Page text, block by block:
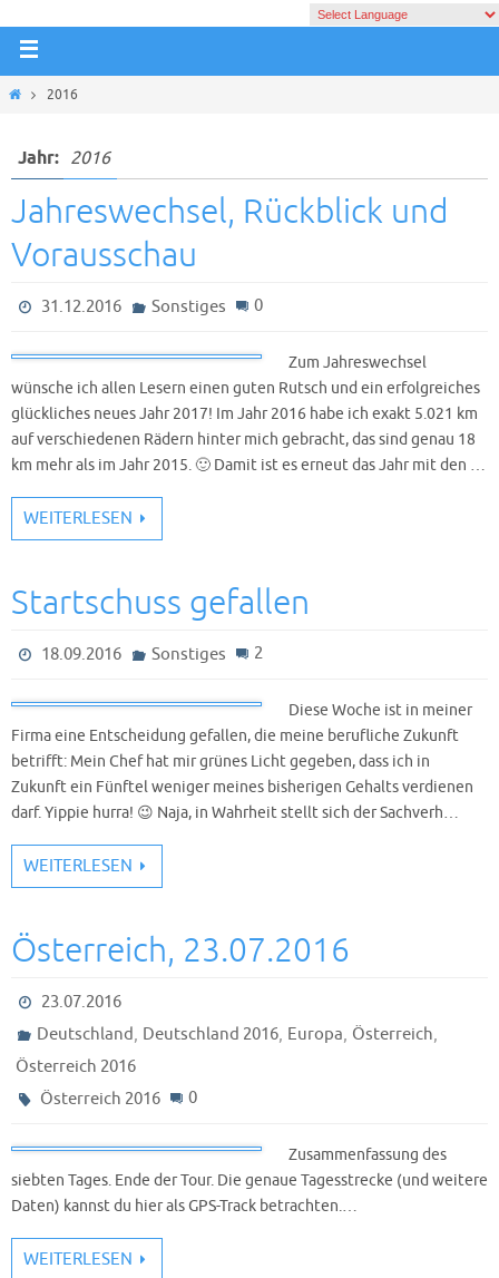
2016
Jahr: 2016
Jahreswechsel, Rückblick und
Vorausschau
31.12.2016 Sonstiges 0
Zum Jahreswechsel
wünsche ich allen Lesern einen guten Rutsch und ein erfolgreiches
glückliches neues Jahr 2017! Im Jahr 2016 habe ich exakt 5.021 km
auf verschiedenen Rädern hinter mich gebracht, das sind genau 18
km mehr als im Jahr 2015. 🙂 Damit ist es erneut das Jahr mit den …
WEITERLESEN
Startschuss gefallen
18.09.2016 Sonstiges 2
Diese Woche ist in meiner
Firma eine Entscheidung gefallen, die meine berufliche Zukunft
betrifft: Mein Chef hat mir grünes Licht gegeben, dass ich in
Zukunft ein Fünftel weniger meines bisherigen Gehalts verdienen
darf. Yip­pie hurra! 😉 Naja, in Wahrheit stellt sich der Sachverh…
WEITERLESEN
Österreich, 23.07.2016
23.07.2016
Deutschland, Deutschland 2016, Europa, Österreich,
Österreich 2016
Österreich 2016
0
Zusammenfassung des
siebten Tages. Ende der Tour. Die genaue Tagesstrecke (und weitere
Daten) kannst du hier als GPS-Track betrachten.…
WEITERLESEN